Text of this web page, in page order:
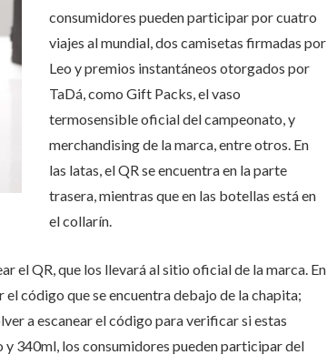
consumidores pueden participar por cuatro
viajes al mundial, dos camisetas firmadas por
Leo y premios instantáneos otorgados por
TaDá, como Gift Packs, el vaso
termosensible oficial del campeonato, y
merchandising de la marca, entre otros. En
las latas, el QR se encuentra en la parte
trasera, mientras que en las botellas está en
el collarín.
el QR, que los llevará al sitio oficial de la marca. En
el código que se encuentra debajo de la chapita;
a escanear el código para verificar si estas
340ml, los consumidores pueden participar del